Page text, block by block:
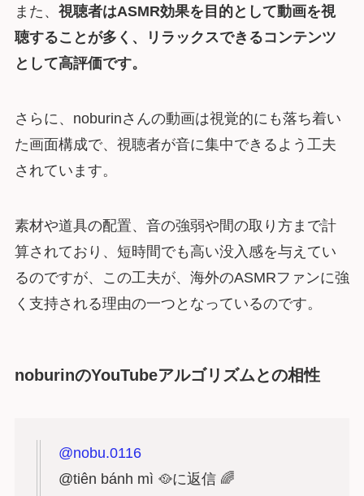
また、 視聴者はASMR効果を目的として動画を視
聴することが多く、リラックスできるコンテンツ
として高評価です。
さらに、noburinさんの動画は視覚的にも落ち着い
た画面構成で、視聴者が音に集中できるよう工夫
されています。
素材や道具の配置、音の強弱や間の取り方まで計
算されており、短時間でも高い没入感を与えてい
るのですが、この工夫が、海外のASMRファンに強
く支持される理由の一つとなっているのです。
noburinのYouTubeアルゴリズムとの相性
@nobu.0116
@tiên bánh mì 🥘に返信 🌈